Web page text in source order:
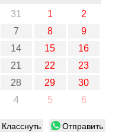
31 1
2
7 8
9
14 15
16
21 22
23
28 29
30
4 5 6
Класснуть
Отправить